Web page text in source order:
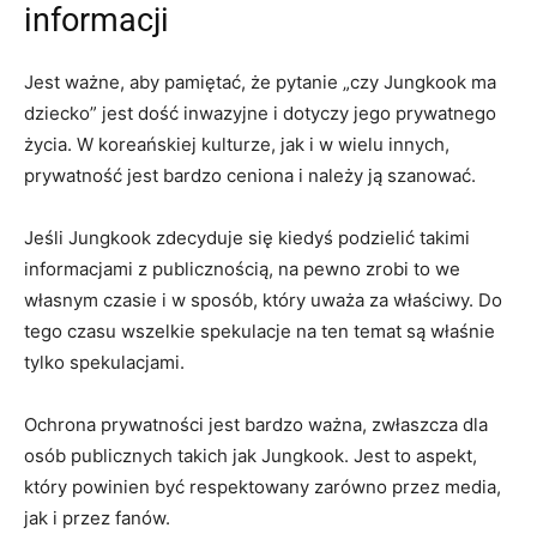
informacji
Jest ważne, aby pamiętać, że pytanie „czy Jungkook ma
dziecko” jest dość inwazyjne i dotyczy jego prywatnego
życia. W koreańskiej kulturze, jak i w wielu innych,
prywatność jest bardzo ceniona i należy ją szanować.
Jeśli Jungkook zdecyduje się kiedyś podzielić takimi
informacjami z publicznością, na pewno zrobi to we
własnym czasie i w sposób, który uważa za właściwy. Do
tego czasu wszelkie spekulacje na ten temat są właśnie
tylko spekulacjami.
Ochrona prywatności jest bardzo ważna, zwłaszcza dla
osób publicznych takich jak Jungkook. Jest to aspekt,
który powinien być respektowany zarówno przez media,
jak i przez fanów.